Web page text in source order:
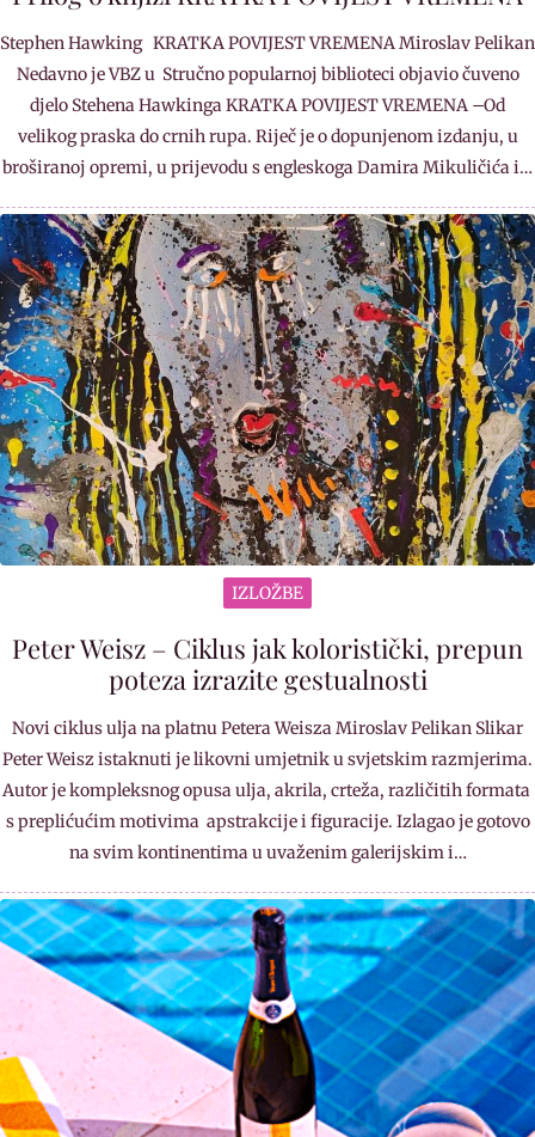
Stephen Hawking KRATKA POVIJEST VREMENA Miroslav Pelikan
Nedavno je VBZ u Stručno popularnoj biblioteci objavio čuveno
djelo Stehena Hawkinga KRATKA POVIJEST VREMENA –Od
velikog praska do crnih rupa. Riječ je o dopunjenom izdanju, u
broširanoj opremi, u prijevodu s engleskoga Damira Mikuličića i…
IZLOŽBE
Peter Weisz – Ciklus jak koloristički, prepun
poteza izrazite gestualnosti
Novi ciklus ulja na platnu Petera Weisza Miroslav Pelikan Slikar
Peter Weisz istaknuti je likovni umjetnik u svjetskim razmjerima.
Autor je kompleksnog opusa ulja, akrila, crteža, različitih formata
s preplićućim motivima apstrakcije i figuracije. Izlagao je gotovo
na svim kontinentima u uvaženim galerijskim i…